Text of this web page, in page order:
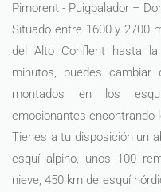
Pimorent - Puigbalador –
Situado entre 1600 y 2700
del Alto Conflent hasta
minutos, puedes
montados en los
emocionantes encontrando
Tienes a tu disposición un
esquí alpino, unos 100
nieve, 450 km de esquí